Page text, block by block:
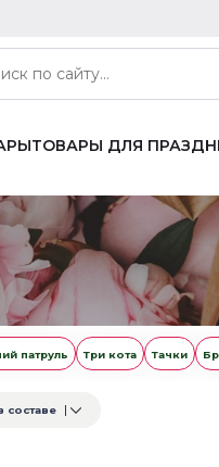
ТОВАРЫ ДЛЯ
патруль Три кота Тачки
составе